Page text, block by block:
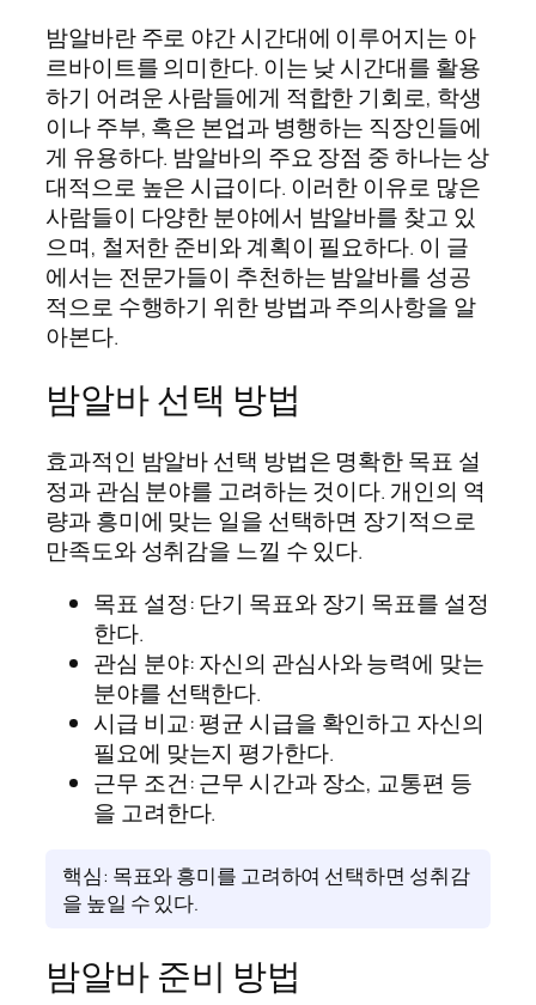
밤알바란 주로 야간 시간대에 이루어지는 아
르바이트를 의미한다. 이는 낮 시간대를 활용
하기 어려운 사람들에게 적합한 기회로, 학생
이나 주부, 혹은 본업과 병행하는 직장인들에
게 유용하다. 밤알바의 주요 장점 중 하나는 상
대적으로 높은 시급이다. 이러한 이유로 많은
사람들이 다양한 분야에서 밤알바를 찾고 있
으며, 철저한 준비와 계획이 필요하다. 이 글
에서는 전문가들이 추천하는 밤알바를 성공
적으로 수행하기 위한 방법과 주의사항을 알
아본다.
밤알바 선택 방법
효과적인 밤알바 선택 방법은 명확한 목표 설
정과 관심 분야를 고려하는 것이다. 개인의 역
량과 흥미에 맞는 일을 선택하면 장기적으로
만족도와 성취감을 느낄 수 있다.
목표 설정: 단기 목표와 장기 목표를 설정
한다.
관심 분야: 자신의 관심사와 능력에 맞는
분야를 선택한다.
시급 비교: 평균 시급을 확인하고 자신의
필요에 맞는지 평가한다.
근무 조건: 근무 시간과 장소, 교통편 등
을 고려한다.
핵심: 목표와 흥미를 고려하여 선택하면 성취감
을 높일 수 있다.
밤알바 준비 방법